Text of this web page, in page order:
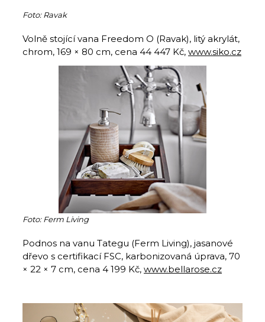
Foto: Ravak
Volně stojící vana Freedom O (Ravak), litý akrylát,
chrom, 169 × 80 cm, cena 44 447 Kč, www.siko.cz
Foto: Ferm Living
Podnos na vanu Tategu (Ferm Living), jasanové
dřevo s certifikací FSC, karbonizovaná úprava, 70
× 22 × 7 cm, cena 4 199 Kč, www.bellarose.cz